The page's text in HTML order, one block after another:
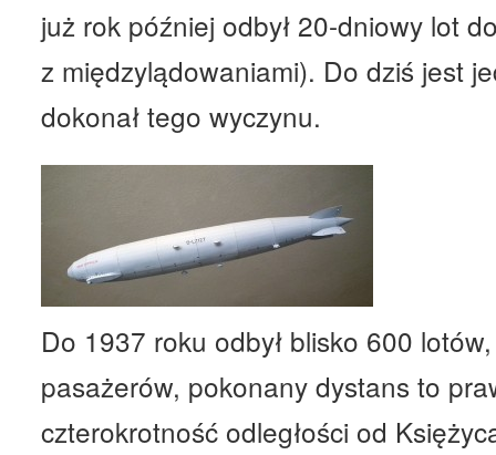
już rok później odbył 20-dniowy lot
z międzylądowaniami). Do dziś jest
dokonał tego wyczynu.
Do 1937 roku odbył blisko 600
pasażerów, pokonany dystans to
czterokrotność odległości od